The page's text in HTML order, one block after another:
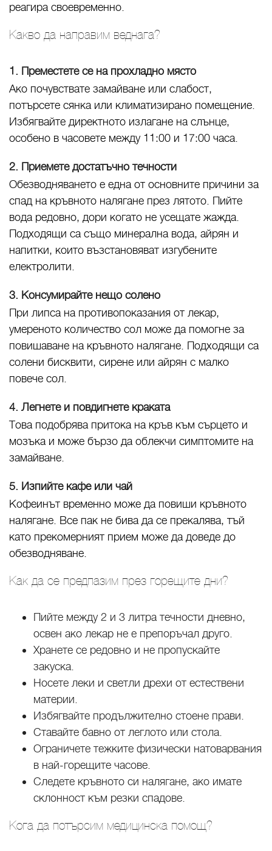
реагира своевременно.
Какво да направим веднага?
1. Преместете се на прохладно място
Ако почувствате замайване или слабост,
потърсете сянка или климатизирано помещение.
Избягвайте директното излагане на слънце,
особено в часовете между 11:00 и 17:00 часа.
2. Приемете достатъчно течности
Обезводняването е една от основните причини за
спад на кръвното налягане през лятото. Пийте
вода редовно, дори когато не усещате жажда.
Подходящи са също минерална вода, айрян и
напитки, които възстановяват изгубените
електролити.
3. Консумирайте нещо солено
При липса на противопоказания от лекар,
умереното количество сол може да помогне за
повишаване на кръвното налягане. Подходящи са
солени бисквити, сирене или айрян с малко
повече сол.
4. Легнете и повдигнете краката
Това подобрява притока на кръв към сърцето и
мозъка и може бързо да облекчи симптомите на
замайване.
5. Изпийте кафе или чай
Кофеинът временно може да повиши кръвното
налягане. Все пак не бива да се прекалява, тъй
като прекомерният прием може да доведе до
обезводняване.
Как да се предпазим през горещите дни?
Пийте между 2 и 3 литра течности дневно,
освен ако лекар не е препоръчал друго.
Хранете се редовно и не пропускайте
закуска.
Носете леки и светли дрехи от естествени
материи.
Избягвайте продължително стоене прави.
Ставайте бавно от леглото или стола.
Ограничете тежките физически натоварвания
в най-горещите часове.
Следете кръвното си налягане, ако имате
склонност към резки спадове.
Кога да потърсим медицинска помощ?